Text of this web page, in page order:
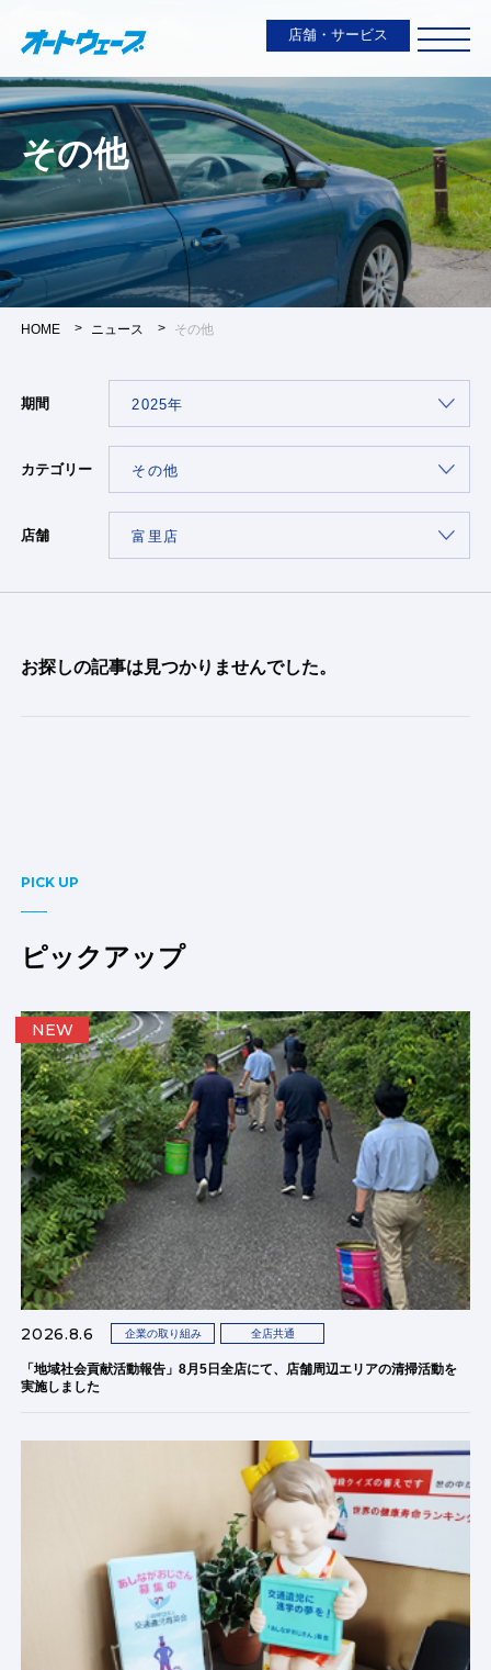
店舗・サービス
その他
HOME ニュース その他
期間
カテゴリー
店舗
お探しの記事は見つかりませんでした。
PICK UP
ピックアップ
2026.8.6 企業の取り組み 全店共通
「地域社会貢献活動報告」8月5日全店にて、店舗周辺エリアの清掃活動を
実施しました
NEW